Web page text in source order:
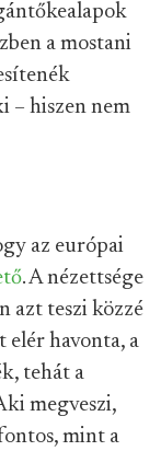
a mostani
– hiszen nem
az európai
. A nézettsége
azt teszi közzé
havonta, a
tehát a
megveszi,
mint a